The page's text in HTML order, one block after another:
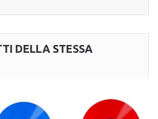
DELLA STESSA